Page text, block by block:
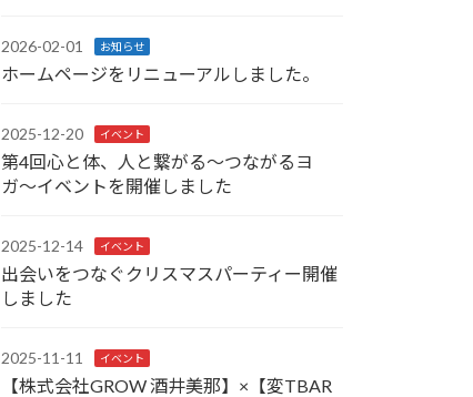
2026-02-01 お知らせ
ホームページをリニューアルしました。
2025-12-20 イベント
第4回心と体、人と繋がる〜つながるヨ
ガ〜イベントを開催しました
2025-12-14 イベント
出会いをつなぐクリスマスパーティー開催
しました
2025-11-11 イベント
【株式会社GROW 酒井美那】×【変TBAR